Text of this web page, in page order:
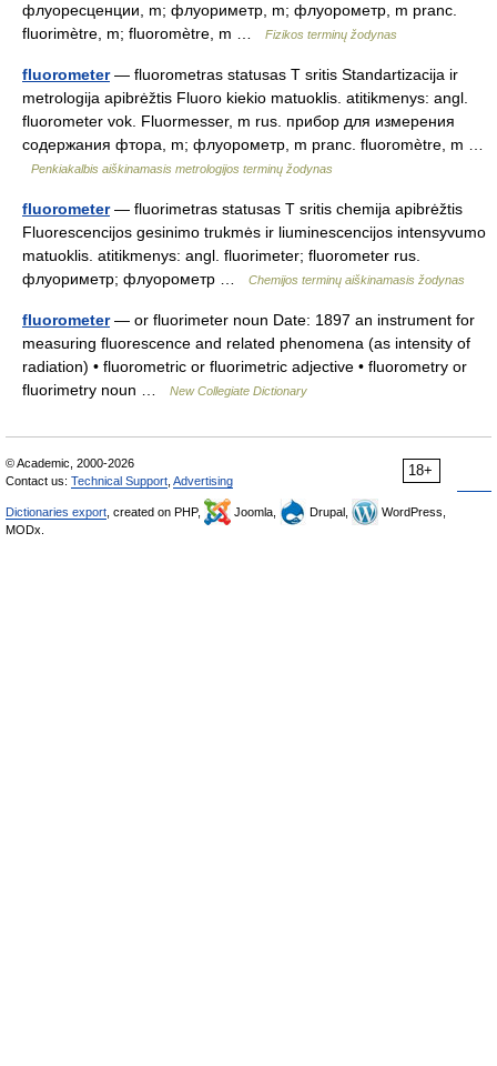
флуоресценции, m; флуориметр, m; флуорометр, m pranc.
fluorimètre, m; fluoromètre, m …
Fizikos terminų žodynas
fluorometer— fluorometras statusas T sritis Standartizacija ir
metrologija apibrėžtis Fluoro kiekio matuoklis. atitikmenys: angl.
fluorometer vok. Fluormesser, m rus. прибор для измерения
содержания фтора, m; флуорометр, m pranc. fluoromètre, m …
Penkiakalbis aiškinamasis metrologijos terminų žodynas
fluorometer— fluorimetras statusas T sritis chemija apibrėžtis
Fluorescencijos gesinimo trukmės ir liuminescencijos intensyvumo
matuoklis. atitikmenys: angl. fluorimeter; fluorometer rus.
флуориметр; флуорометр …
Chemijos terminų aiškinamasis žodynas
fluorometer— or fluorimeter noun Date: 1897 an instrument for
measuring fluorescence and related phenomena (as intensity of
radiation) • fluorometric or fluorimetric adjective • fluorometry or
fluorimetry noun …
New Collegiate Dictionary
18+
© Academic, 2000-2026
Contact us: Technical Support Advertising
Dictionaries export , created on PHP, Joomla, Drupal,
WordPress,
MODx.